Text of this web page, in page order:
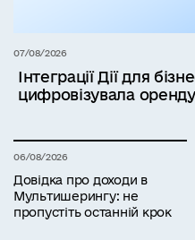
07/08/2026
Інтеграції Дії для
цифровізувала
06/08/2026
Довідка про доходи в
Мультишерингу: не
пропустіть останній крок